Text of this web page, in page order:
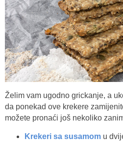
Želim vam ugodno grickanje, a
da ponekad ove krekere
možete pronaći još nekoliko
Krekeri sa susamom u